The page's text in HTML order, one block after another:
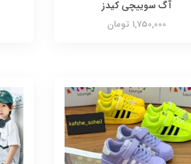
آگ سوییچی کیدز
1,750,000 تومان